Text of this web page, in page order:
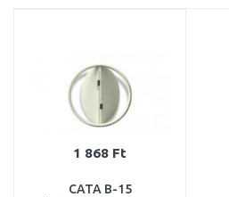
1 868 Ft
CATA B-15